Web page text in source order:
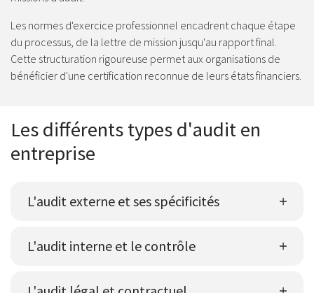
Les normes d'exercice professionnel encadrent chaque étape
du processus, de la lettre de mission jusqu'au rapport final.
Cette structuration rigoureuse permet aux organisations de
bénéficier d'une certification reconnue de leurs états financiers.
Les différents types d'audit en
entreprise
L'audit externe et ses spécificités
L'audit interne et le contrôle